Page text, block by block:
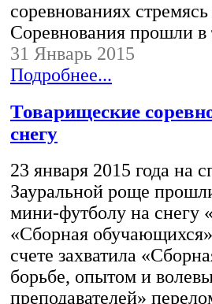
соревнованиях
Соревнования прошли
31 Январь 2015
Подробнее...
Товарищеские
снегу
23 января 2015 года на
Зауральной роще
мини-футболу на снегу
«Сборная
счете захватила
борьбе, опытом и
преподавателей»